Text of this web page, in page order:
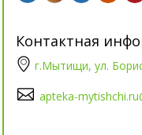
Контактная
г.Мытищи, ул.
apteka-